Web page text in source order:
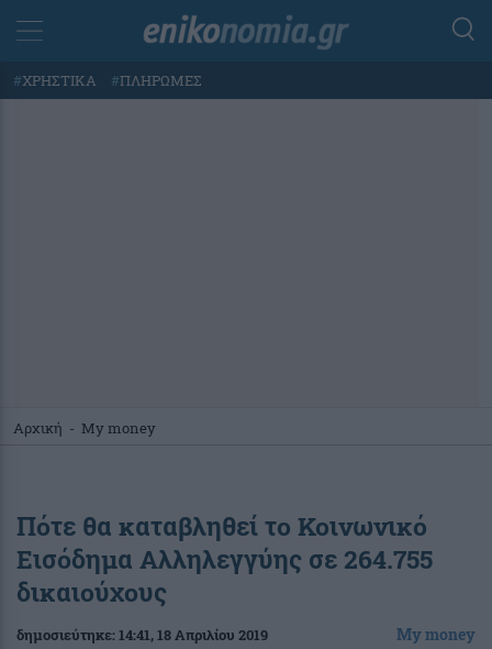
#ΧΡΗΣΤΙΚΑ #ΠΛΗΡΩΜΕΣ
Αρχική - My money
Πότε θα καταβληθεί το Κοινωνικό
Εισόδημα Αλληλεγγύης σε 264.755
δικαιούχους
δημοσιεύτηκε:14:41, 18 Απριλίου 2019 My money